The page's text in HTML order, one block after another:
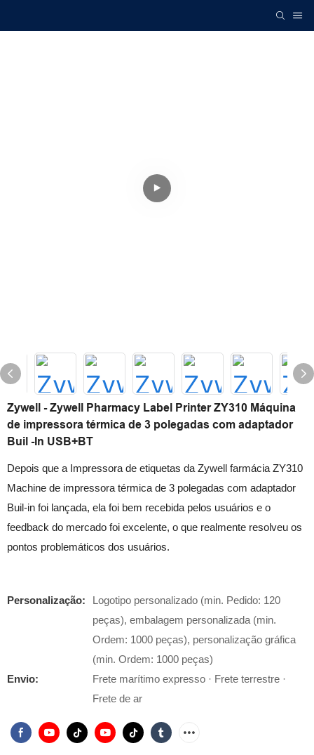
Zywell - Zywell Pharmacy Label Printer ZY310 Máquina
de impressora térmica de 3 polegadas com adaptador
Buil -In USB+BT
Depois que a Impressora de etiquetas da Zywell farmácia ZY310
Machine de impressora térmica de 3 polegadas com adaptador
Buil-in foi lançada, ela foi bem recebida pelos usuários e o
feedback do mercado foi excelente, o que realmente resolveu os
pontos problemáticos dos usuários.
Personalização:
Logotipo personalizado (min. Pedido: 120
peças), embalagem personalizada (min.
Ordem: 1000 peças), personalização gráfica
(min. Ordem: 1000 peças)
Envio:
Frete marítimo expresso · Frete terrestre ·
Frete de ar